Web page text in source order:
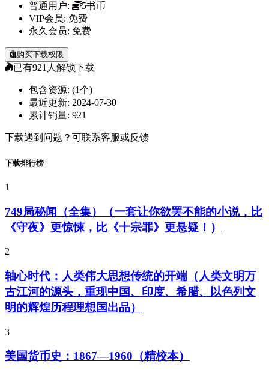
普通用户:
5书币
VIP会员: 免费
永久会员: 免费
购买下载权限
已有921人解锁下载
包含资源: (1个)
最近更新: 2024-07-30
累计销量: 921
下载遇到问题？可联系客服或反馈
下载排行榜
1
749局秘闻（全集）（一套让你欲罢不能的小说，比
《守夜》更惊悚，比《十宗罪》更悬疑！）
2
轴心时代：人类伟大思想传统的开端（人类文明万
古江河的源头，重现中国、印度、希腊、以色列文
明的辉煌历程理想国出品）
3
美国货币史：1867—1960（精校本）